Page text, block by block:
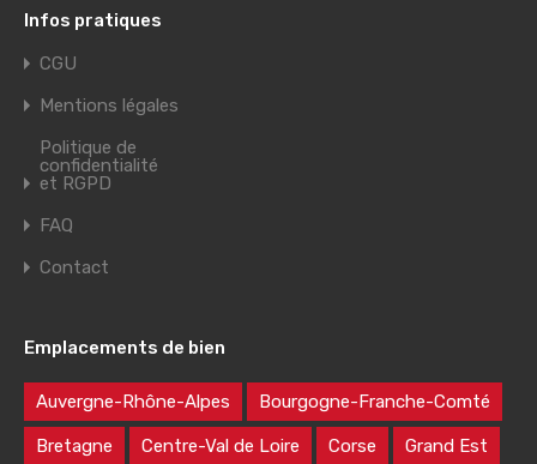
Infos pratiques
CGU
Mentions légales
Politique de
confidentialité
et RGPD
FAQ
Contact
Emplacements de bien
Auvergne-Rhône-Alpes Bourgogne-Franche-Comté
Bretagne Centre-Val de Loire Corse Grand Est